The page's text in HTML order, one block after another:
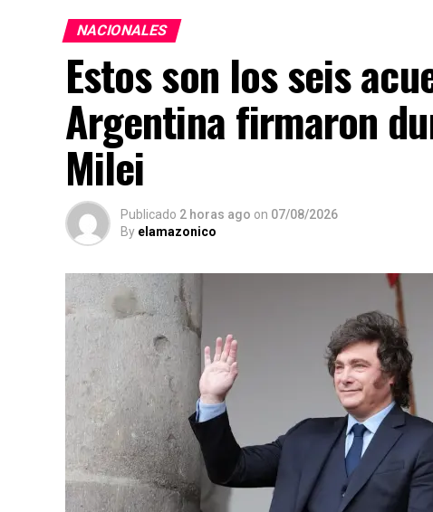
NACIONALES
Estos son los seis
Argentina firmaron
Milei
Publicado 2 horas ago on 07/08/2026
By elamazonico